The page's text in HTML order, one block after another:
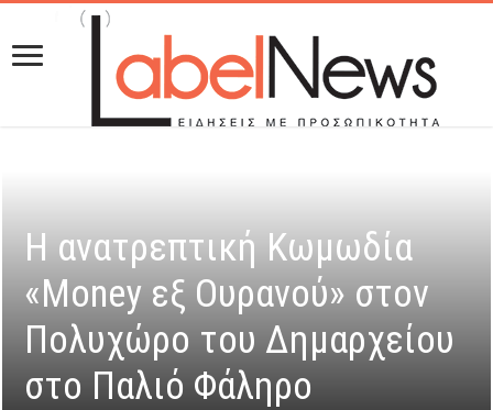
Η ανατρεπτική Κωμωδία
«Money εξ Ουρανού» στον
Πολυχώρο του Δημαρχείου
στο Παλιό Φάληρο